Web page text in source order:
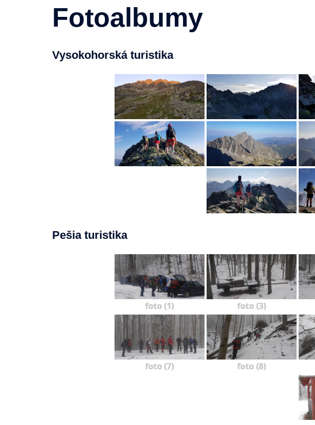
Fotoalbumy
Vysokohorská turistika
Pešia turistika
foto (1) foto (3)
foto (7) foto (8)